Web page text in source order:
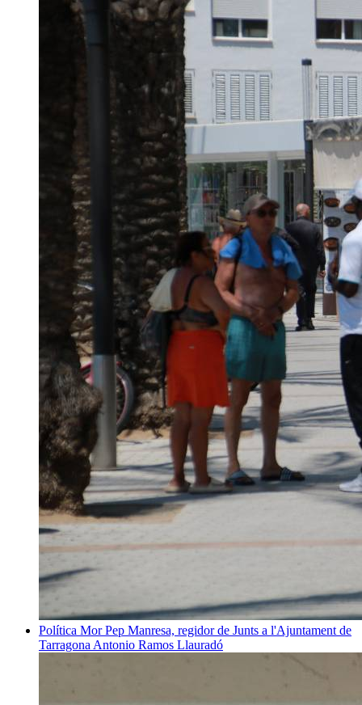
Política Mor Pep Manresa, regidor de Junts a l'Ajuntament de
Tarragona Antonio Ramos Llauradó